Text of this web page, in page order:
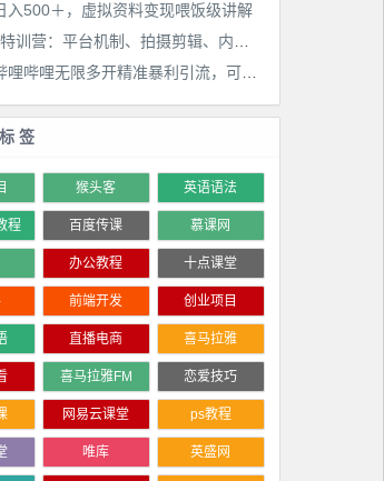
入500＋，虚拟资料变现喂饭级讲解
全新首发哔哩哔哩无限多开精准暴利引流，可无限多开，抗封首发精品脚本
签
猴头客 英语语法
程 百度传课 慕课网
办公教程 十点课堂
前端开发 创业项目
直播电商 喜马拉雅
喜马拉雅FM 恋爱技巧
网易云课堂 ps教程
唯库 英盛网